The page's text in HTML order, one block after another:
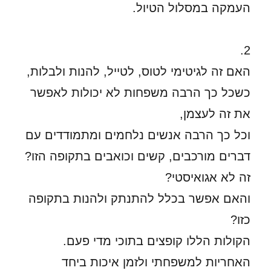
העמקה במסלול הטיול.
2.
האם זה לגיטימי לטוס, לטייל, להנות ולבלות,
כשכל כך הרבה משפחות לא יכולות לאפשר
את זה לעצמן,
וכל כך הרבה אנשים נלחמים ומתמודדים עם
דברים מורכבים, קשים וכואבים בתקופה הזו?
זה לא אגואיסטי?
והאם אפשר בכלל להתנתק ולהנות בתקופה
כזו?
הקולות הללו קופצים בתוכי מדי פעם.
האחריות למשפחתי ולזמן איכות ביחד